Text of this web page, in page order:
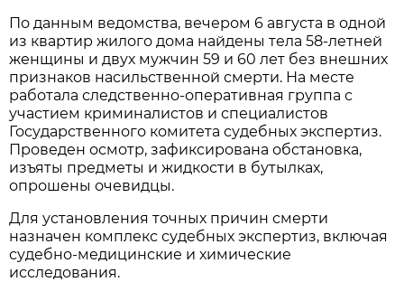
По данным ведомства, вечером 6 августа в одной
из квартир жилого дома найдены тела 58-летней
женщины и двух мужчин 59 и 60 лет без внешних
признаков насильственной смерти. На месте
работала следственно-оперативная группа с
участием криминалистов и специалистов
Государственного комитета судебных экспертиз.
Проведен осмотр, зафиксирована обстановка,
изъяты предметы и жидкости в бутылках,
опрошены очевидцы.
Для установления точных причин смерти
назначен комплекс судебных экспертиз, включая
судебно-медицинские и химические
исследования.